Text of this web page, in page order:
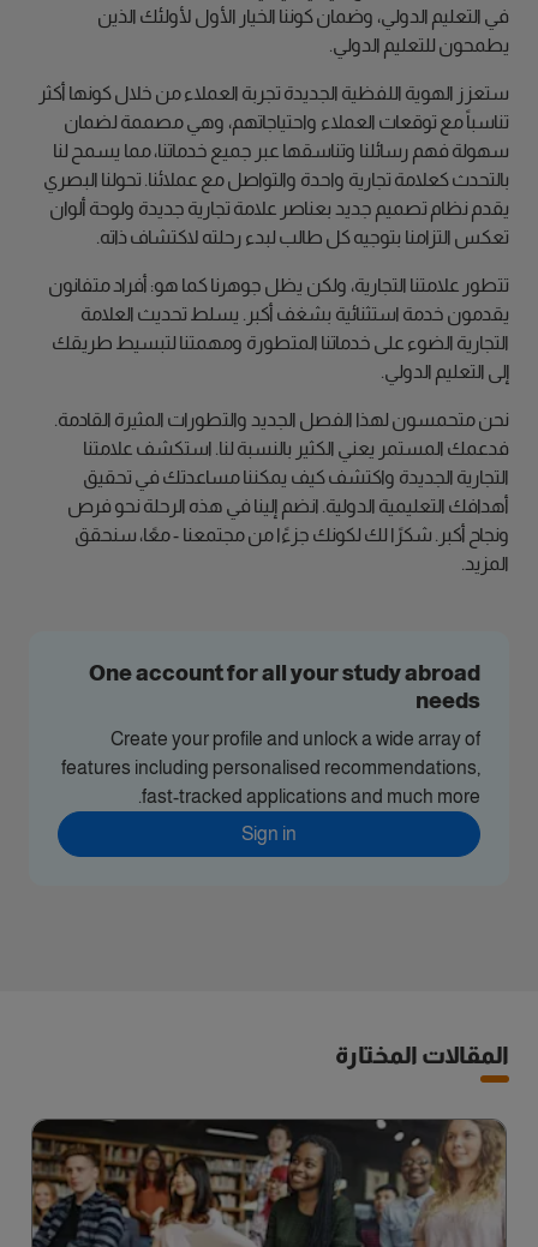
في التعليم الدولي، وضمان كوننا الخيار الأول لأولئك الذين
يطمحون للتعليم الدولي.
ستعزز الهوية اللفظية الجديدة تجربة العملاء من خلال كونها أكثر
تناسباً مع توقعات العملاء واحتياجاتهم، وهي مصممة لضمان
سهولة فهم رسائلنا وتناسقها عبر جميع خدماتنا، مما يسمح لنا
بالتحدث كعلامة تجارية واحدة والتواصل مع عملائنا. تحولنا البصري
يقدم نظام تصميم جديد بعناصر علامة تجارية جديدة ولوحة ألوان
تعكس التزامنا بتوجيه كل طالب لبدء رحلته لاكتشاف ذاته.
تتطور علامتنا التجارية، ولكن يظل جوهرنا كما هو: أفراد متفانون
يقدمون خدمة استثنائية بشغف أكبر. يسلط تحديث العلامة
التجارية الضوء على خدماتنا المتطورة ومهمتنا لتبسيط طريقك
إلى التعليم الدولي.
نحن متحمسون لهذا الفصل الجديد والتطورات المثيرة القادمة.
فدعمك المستمر يعني الكثير بالنسبة لنا. استكشف علامتنا
التجارية الجديدة واكتشف كيف يمكننا مساعدتك في تحقيق
أهدافك التعليمية الدولية. انضم إلينا في هذه الرحلة نحو فرص
ونجاح أكبر. شكرًا لك لكونك جزءًا من مجتمعنا - معًا، سنحقق
المزيد.
One account for all your study abroad
needs
Create your profile and unlock a wide array of
features including personalised recommendations,
fast-tracked applications and much more.
Sign in
المقالات المختارة